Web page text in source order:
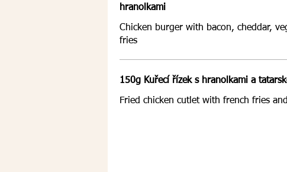
hranolkami
Chicken burger with bacon, cheddar,
fries
150g Kuřecí řízek s hranolkami a
Fried chicken cutlet with french fries